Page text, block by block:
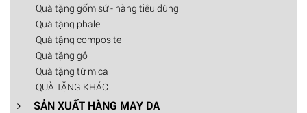
Quà tặng gốm sứ - hàng tiêu dùng
Quà tặng phale
Quà tặng composite
Quà tặng gỗ
Quà tặng từ mica
QUÀ TẶNG KHÁC
SẢN XUẤT HÀNG MAY DA